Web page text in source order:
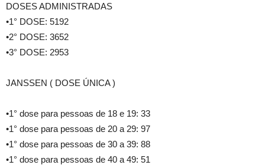
DOSES ADMINISTRADAS
•1° DOSE: 5192
•2° DOSE: 3652
•3° DOSE: 2953
JANSSEN ( DOSE ÚNICA )
•1° dose para pessoas de 18 e 19: 33
•1° dose para pessoas de 20 a 29: 97
•1° dose para pessoas de 30 a 39: 88
•1° dose para pessoas de 40 a 49: 51